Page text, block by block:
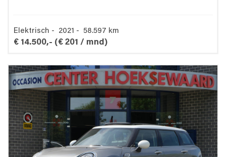
Elektrisch - 2021 - 58.597 km
€ 14.500,- (€ 201 / mnd)